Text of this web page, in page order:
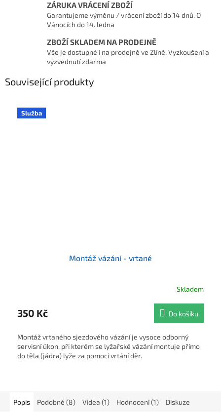
ZÁRUKA VRÁCENÍ ZBOŽÍ
Garantujeme výměnu / vrácení zboží do 14 dnů. O
Vánocích do 14. ledna
ZBOŽÍ SKLADEM NA PRODEJNĚ
Vše je dostupné i na prodejně ve Zlíně. Vyzkoušení a
vyzvednutí zdarma
Související produkty
Služba
Montáž vázání - vrtané
Skladem
350 Kč Do košíku
Montáž vrtaného sjezdového vázání je vysoce odborný
servisní úkon, při kterém se lyžařské vázání montuje přímo
do těla (jádra) lyže za pomoci vrtání děr.
Popis Podobné (8) Videa (1) Hodnocení (1) Diskuze